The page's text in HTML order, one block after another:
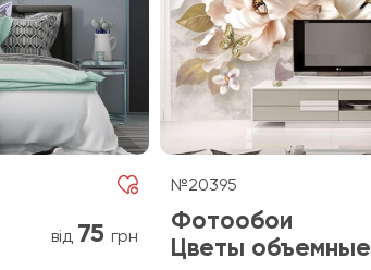
від 75 грн
№20395
Фотообои
Цветы объемные